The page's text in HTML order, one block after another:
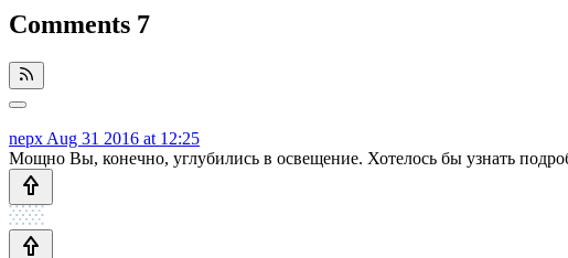
Comments 7
nepx Aug 31 2016 at 12:25
Мощно Вы, конечно, углубились в освещение. Хотелось бы узнать